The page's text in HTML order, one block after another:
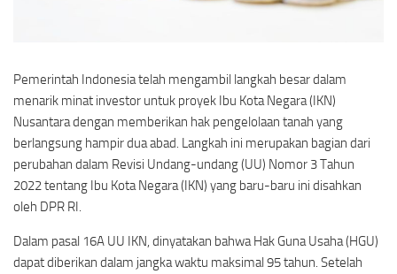
Pemerintah Indonesia telah mengambil langkah besar dalam
menarik minat investor untuk proyek Ibu Kota Negara (IKN)
Nusantara dengan memberikan hak pengelolaan tanah yang
berlangsung hampir dua abad. Langkah ini merupakan bagian dari
perubahan dalam Revisi Undang-undang (UU) Nomor 3 Tahun
2022 tentang Ibu Kota Negara (IKN) yang baru-baru ini disahkan
oleh DPR RI.
Dalam pasal 16A UU IKN, dinyatakan bahwa Hak Guna Usaha (HGU)
dapat diberikan dalam jangka waktu maksimal 95 tahun. Setelah